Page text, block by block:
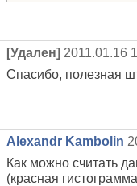
[Удален] 2011.01.16
Спасибо, полезная
Alexandr Kambolin
Как можно считать
(красная